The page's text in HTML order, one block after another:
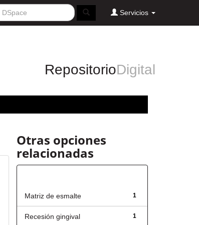
Servicios
RepositorioDigital
Otras opciones
relacionadas
1
Matriz de esmalte
1
Recesión gingival